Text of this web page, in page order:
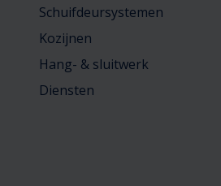
Schuifdeursystemen
Kozijnen
Hang- & sluitwerk
Diensten